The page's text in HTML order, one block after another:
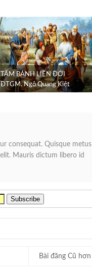
TẤM BÁNH LIÊN ĐỚI
ĐTGM. Ngô Quang Kiệt
consequat. Quisque metus
Mauris dictum libero id
Bài đăng Cũ hơn